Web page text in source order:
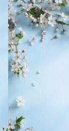
рост,